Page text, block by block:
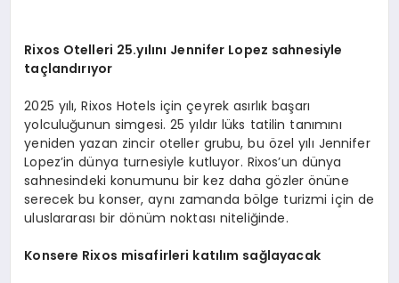
Rixos Otelleri 25.yılını Jennifer Lopez sahnesiyle
taçlandırıyor
2025 yılı, Rixos Hotels için çeyrek asırlık başarı
yolculuğunun simgesi. 25 yıldır lüks tatilin tanımını
yeniden yazan zincir oteller grubu, bu özel yılı Jennifer
Lopez’in dünya turnesiyle kutluyor. Rixos’un dünya
sahnesindeki konumunu bir kez daha gözler önüne
serecek bu konser, aynı zamanda bölge turizmi için de
uluslararası bir dönüm noktası niteliğinde.
Konsere Rixos misafirleri katılım sağlayacak